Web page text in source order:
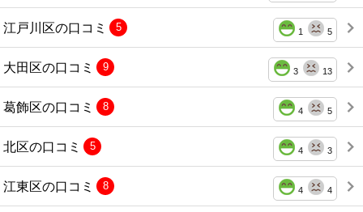
江戸川区の口コミ 1 5
5
大田区の口コミ 3 13
9
葛飾区の口コミ 4 5
8
北区の口コミ 4 3
5
江東区の口コミ 4 4
8